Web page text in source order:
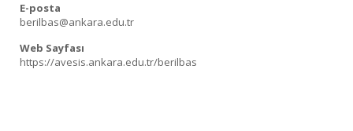
E-posta
berilbas@ankara.edu.tr
Web Sayfası
https://avesis.ankara.edu.tr/berilbas